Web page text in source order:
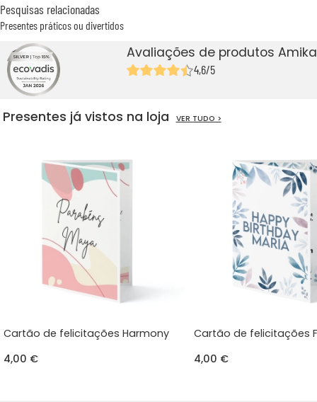
Pesquisas relacionadas
Presentes práticos ou divertidos
Avaliações de produtos
4,6/5
Presentes já vistos na loja VER TUDO >
Cartão de felicitações Harmony
4,00 €
Cartão de felicitações
4,00 €